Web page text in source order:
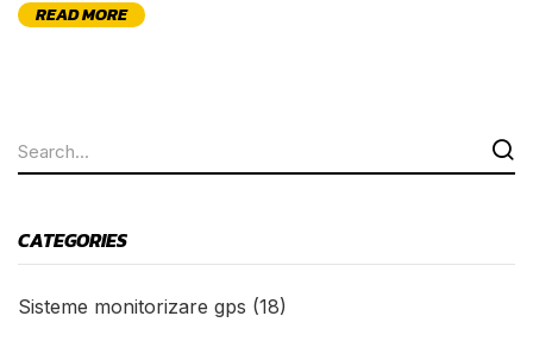
READ MORE
CATEGORIES
Sisteme monitorizare gps (18)